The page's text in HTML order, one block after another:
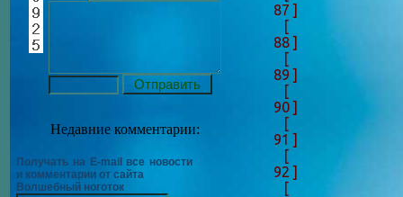
87 ]
[
88 ]
[
89 ]
[
90 ]
[
91 ]
[
92 ]
[
Недавние комментарии:
Получать на E-mail все новости
и комментарии от сайта
Волшебный ноготок